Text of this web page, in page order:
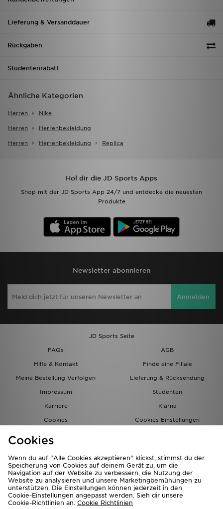
Lieferung & Versanddauer
Rückgaben
Studentenrabatt
Ähnliche Kategorien
Herren Nike
Herren Herrenbekleidung
Herren Herrenbekleidung Replica
Hol dir die JD Sports Apps
Shop mit der JD Sports App 24/7 und entdecke die neuesten
Produkte
Newsletter abonnieren
Anmelden
JD Sports Seite
FAQs
AGB
Hilfe & Kontakt
Finde eine Filiale
Meine Bestellung Verfolgen
Lieferung & Rücksendung
Impressum
Studenten
Karriere
Klarna
Cookies
Cookies Einstellungen
Cookies
Wenn du auf "Alle Cookies akzeptieren" klickst, stimmst du der
Speicherung von Cookies auf deinem Gerät zu, um die
Navigation auf der Website zu verbessern, die Nutzung der
Website zu analysieren und unsere Marketingbemühungen zu
unterstützen. Die Einstellungen können jederzeit in den
Cookie-Einstellungen angepasst werden. Sieh dir unsere
Cookie-Richtlinien an. Cookie Richtlinien